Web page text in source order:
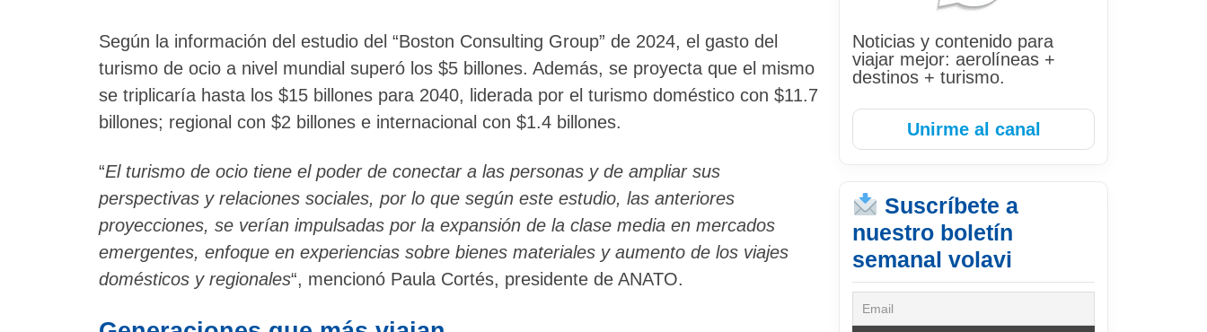
Según la información del estudio del “Boston Consulting Group” de 2024, el gasto del
turismo de ocio a nivel mundial superó los $5 billones. Además, se proyecta que el mismo
se triplicaría hasta los $15 billones para 2040, liderada por el turismo doméstico con $11.7
billones; regional con $2 billones e internacional con $1.4 billones.
“El turismo de ocio tiene el poder de conectar a las personas y de ampliar sus
perspectivas y relaciones sociales, por lo que según este estudio, las anteriores
proyecciones, se verían impulsadas por la expansión de la clase media en mercados
emergentes, enfoque en experiencias sobre bienes materiales y aumento de los viajes
domésticos y regionales“, mencionó Paula Cortés, presidente de ANATO.
Noticias y contenido para
viajar mejor: aerolíneas +
destinos + turismo.
Unirme al canal
Suscríbete a
nuestro boletín
semanal volavi